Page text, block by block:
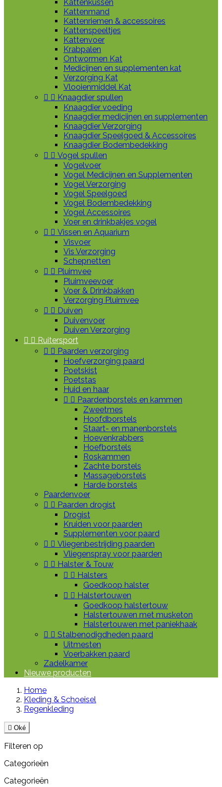
Kattenkussen
Kattenmand
Kattenriemen & accessoires
Kattenspeeltjes
Kattenvoer
Krabpalen
Ontwormen Kat
Medicijnen en supplementen kat
Verzorging Kat
Vlooienmiddel Kat
  Knaagdier spullen
Knaagdier voeding
Knaagdier medicijnen en supplementen
Knaagdier Verzorging
Knaagdier Speelgoed & Accessoires
Knaagdier Bodembedekking
  Vogel spullen
Vogelvoer
Vogel Medicijnen en Supplementen
Vogel Verzorging
Vogel Speelgoed
Vogel Bodembedekking
Vogel Accessoires
Voer en drinkbakjes vogel
  Vissen en Aquarium
Visvoer
Vis Verzorging
Schepnetten
  Pluimvee
Pluimveevoer
Voer & Drinkbakken
Verzorging Pluimvee
  Duiven
Duivenvoer
Duiven Verzorging
  Ruitersport
  Paarden verzorging
Hoefverzorging paard
Poetskist
Poetstas
Huid en haar
  Paardenborstels en kammen
Zweetmes
Hoofdborstels
Staart- en manenborstels
Hoevenkrabbers
Hoefborstels
Roskammen
Zachte borstels
Massageborstels
Harde borstels
Paardenvoer
  Paarden drogist
Drogist
Kruiden voor paarden
Supplementen voor paard
  Vliegenbestrijding paarden
Vliegenspray voor paarden
  Halster & Touw
  Halsters
Goedkoop halster
  Halstertouwen
Goedkoop halstertouw
Halstertouwen met musketon
Halstertouwen met paniekhaak
  Stalbenodigdheden paard
Uitmesten
Voerbakken paard
Zadelkamer
Nieuwe producten
Home
Kleding & Schoeisel
Regenkleding
 Oké
Filteren op
Categorieën
Categorieën